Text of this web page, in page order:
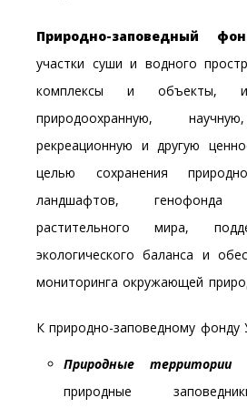
Природно-заповедный
участки суши и водного
комплексы и объекты,
природоохранную,
рекреационную и другую
целью сохранения
ландшафтов,
растительного мира,
экологического баланса и
мониторинга окружающей
К природно-заповедному фонду
Природные
природные